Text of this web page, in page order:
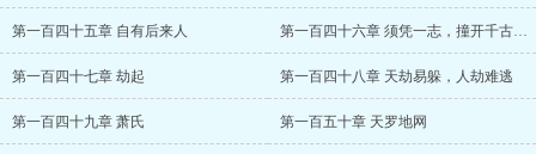
第一百四十五章 自有后来人 第一百四十六章 须凭一志，撞开千古心月！
第一百四十七章 劫起 第一百四十八章 天劫易躲，人劫难逃
第一百四十九章 萧氏 第一百五十章 天罗地网